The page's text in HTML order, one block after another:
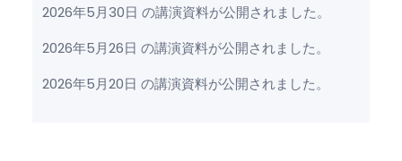
2026年5月30日 の講演資料が公開されました。
2026年5月26日 の講演資料が公開されました。
2026年5月20日 の講演資料が公開されました。